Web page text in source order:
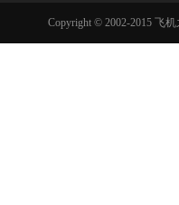
Copyright © 2002-2015 飞